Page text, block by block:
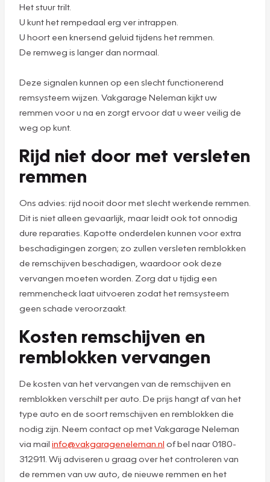
Het stuur trilt.
U kunt het rempedaal erg ver intrappen.
U hoort een knersend geluid tijdens het remmen.
De remweg is langer dan normaal.
Deze signalen kunnen op een slecht functionerend
remsysteem wijzen. Vakgarage Neleman kijkt uw
remmen voor u na en zorgt ervoor dat u weer veilig de
weg op kunt.
Rijd niet door met versleten
remmen
Ons advies: rijd nooit door met slecht werkende remmen.
Dit is niet alleen gevaarlijk, maar leidt ook tot onnodig
dure reparaties. Kapotte onderdelen kunnen voor extra
beschadigingen zorgen; zo zullen versleten remblokken
de remschijven beschadigen, waardoor ook deze
vervangen moeten worden. Zorg dat u tijdig een
remmencheck laat uitvoeren zodat het remsysteem
geen schade veroorzaakt.
Kosten remschijven en
remblokken vervangen
De kosten van het vervangen van de remschijven en
remblokken verschilt per auto. De prijs hangt af van het
type auto en de soort remschijven en remblokken die
nodig zijn. Neem contact op met Vakgarage Neleman
via mail info@vakgarageneleman.nl of bel naar 0180-
312911. Wij adviseren u graag over het controleren van
de remmen van uw auto, de nieuwe remmen en het